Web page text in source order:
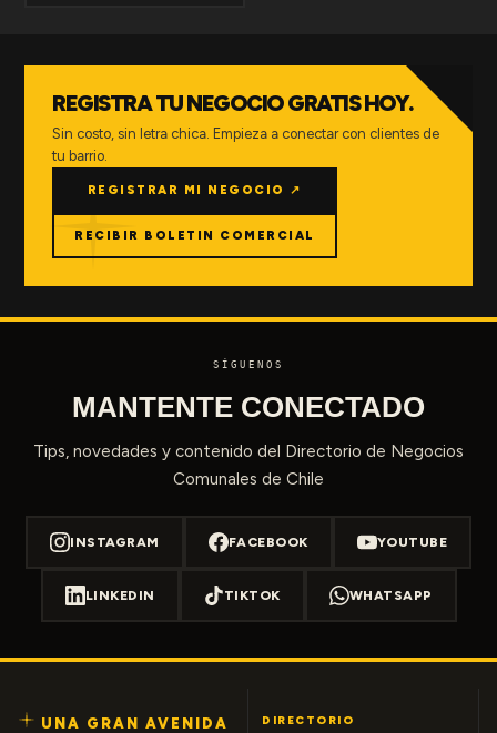
REGISTRA TU NEGOCIO GRATIS HOY.
Sin costo, sin letra chica. Empieza a conectar con clientes de
tu barrio.
REGISTRAR MI NEGOCIO ↗
RECIBIR BOLETIN COMERCIAL
SÍGUENOS
MANTENTE CONECTADO
Tips, novedades y contenido del Directorio de Negocios
Comunales de Chile
INSTAGRAM FACEBOOK YOUTUBE
LINKEDIN TIKTOK WHATSAPP
UNA GRAN AVENIDA DIRECTORIO